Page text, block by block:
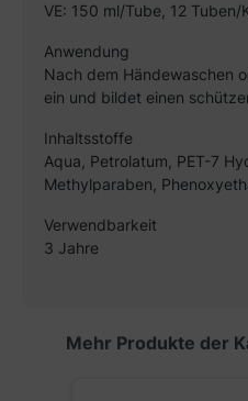
VE: 150 ml/Tube, 12
Anwendung
Nach dem Händewaschen
ein und bildet einen
Inhaltsstoffe
Aqua, Petrolatum, PET-7
Methylparaben,
Verwendbarkeit
3 Jahre
Produktgalerie
Mehr Produkte der